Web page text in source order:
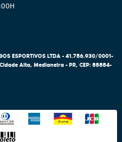
ESPORTIVOS LTDA - 41.756.930/0001-
Cidade Alta, Medianeira-PR, CEP: 85884-